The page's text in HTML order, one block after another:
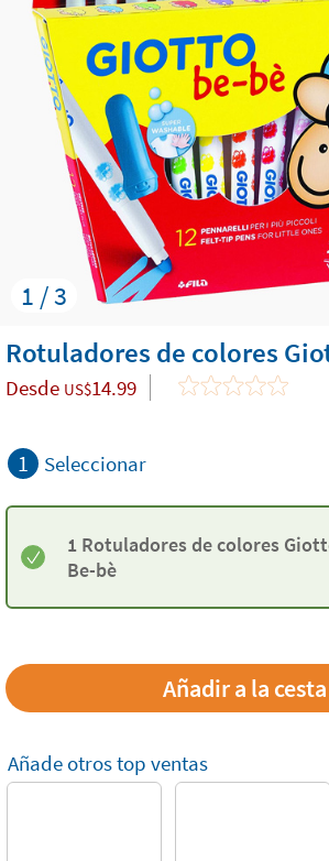
1 / 3
Rotuladores de colores
Desde US$14.99
1 Seleccionar
1 Rotuladores de colores
Be-bè
Añade otros top ventas